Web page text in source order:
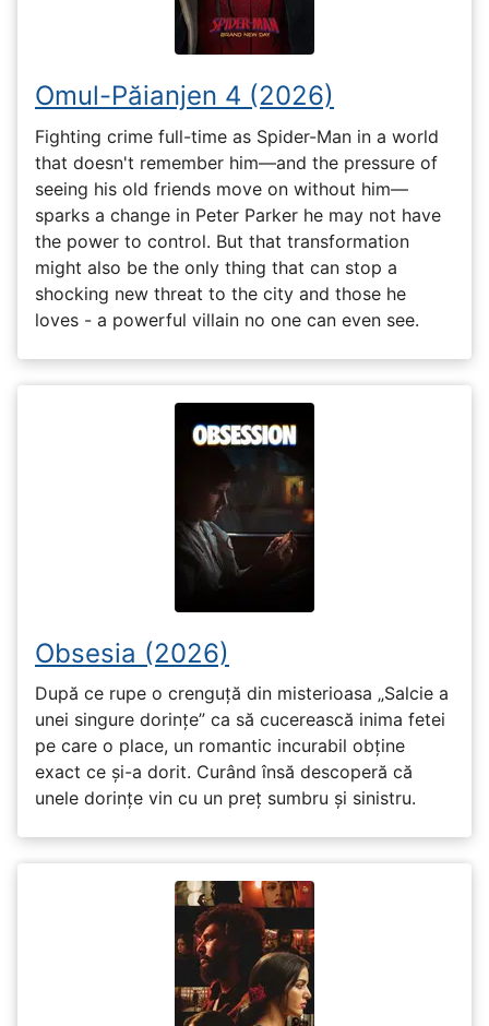
Omul-Păianjen 4 (2026)
Fighting crime full-time as Spider-Man in a world
that doesn't remember him—and the pressure of
seeing his old friends move on without him—
sparks a change in Peter Parker he may not have
the power to control. But that transformation
might also be the only thing that can stop a
shocking new threat to the city and those he
loves - a powerful villain no one can even see.
Obsesia (2026)
După ce rupe o crenguță din misterioasa „Salcie a
unei singure dorințe” ca să cucerească inima fetei
pe care o place, un romantic incurabil obține
exact ce și-a dorit. Curând însă descoperă că
unele dorințe vin cu un preț sumbru și sinistru.